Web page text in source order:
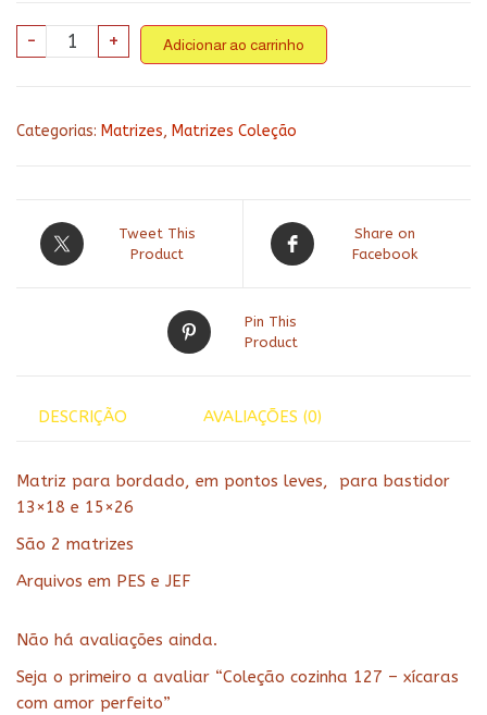
-
Coleção
cozinha
xícaras
perfeito
quantidade
+ Adicionar ao carrinho
Categorias: Matrizes, Matrizes Coleção
Tweet This
Product
Share on
Facebook
Pin This
Product
DESCRIÇÃO AVALIAÇÕES (0)
Matriz para bordado, em pontos leves, para bastidor
13×18 e 15×26
São 2 matrizes
Arquivos em PES e JEF
Não há avaliações ainda.
Seja o primeiro a avaliar “Coleção cozinha 127 – xícaras
com amor perfeito”